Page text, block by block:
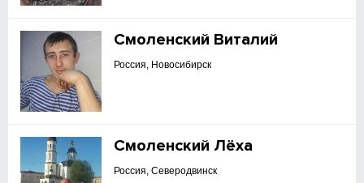
Смоленский Виталий
Россия, Новосибирск
Смоленский Лёха
Россия, Северодвинск